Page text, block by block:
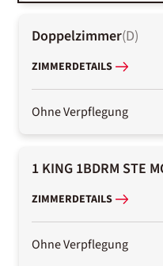
Doppelzimmer(D)
ZIMMERDETAILS
Ohne Verpflegung
1 KING 1BDRM STE
ZIMMERDETAILS
Ohne Verpflegung